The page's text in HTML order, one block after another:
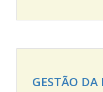
GESTÃO